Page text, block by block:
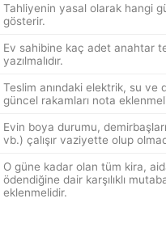
Tahliyenin yasal olarak hangi
gösterir.
Ev sahibine kaç adet anahtar
yazılmalıdır.
Teslim anındaki elektrik, su ve
güncel rakamları nota
Evin boya durumu,
vb.) çalışır vaziyette olup
O güne kadar olan tüm kira,
ödendiğine dair karşılıklı
eklenmelidir.